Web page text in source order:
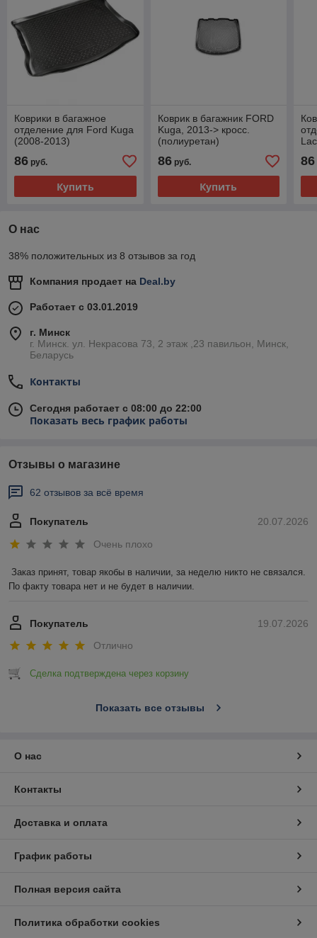
Коврики в багажное
отделение для Ford Kuga
(2008-2013)
86 руб.
Купить
Коврик в багажник FORD
Kuga, 2013-> кросс.
(полиуретан)
86руб.
Купить
86
О нас
38% положительных из 8 отзывов за год
Компания продает на Deal.by
Работает с 03.01.2019
г. Минск
г. Минск. ул. Некрасова 73, 2 этаж ,23 павильон, Минск,
Беларусь
Контакты
Сегодня работает с 08:00 до 22:00
Показать весь график работы
Отзывы о магазине
62 отзывов за всё время
20.07.2026
Покупатель
Очень плохо
Заказ принят, товар якобы в наличии, за неделю никто не связался.
По факту товара нет и не будет в наличии.
19.07.2026
Покупатель
Отлично
Сделка подтверждена через корзину
Показать все отзывы
О нас
Контакты
Доставка и оплата
График работы
Полная версия сайта
Политика обработки cookies